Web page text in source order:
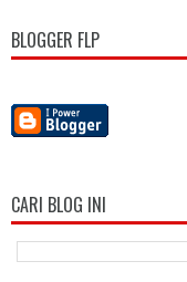
BLOGGER FLP
CARI BLOG INI